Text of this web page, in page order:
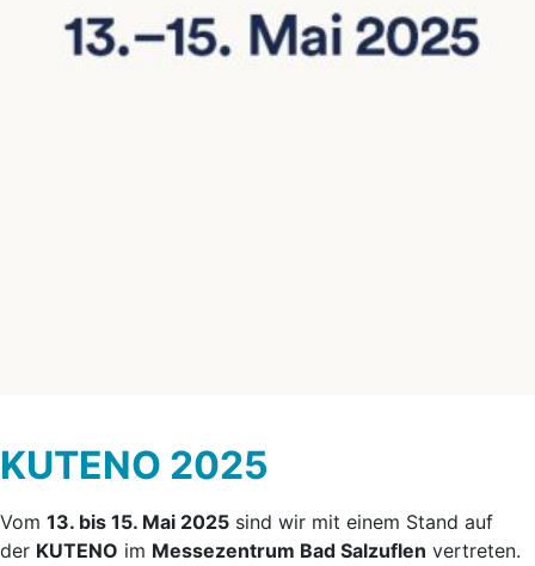
KUTENO 2025
Vom 13. bis 15. Mai 2025 sind wir mit einem Stand auf
der KUTENO im Messezentrum Bad Salzuflen vertreten.